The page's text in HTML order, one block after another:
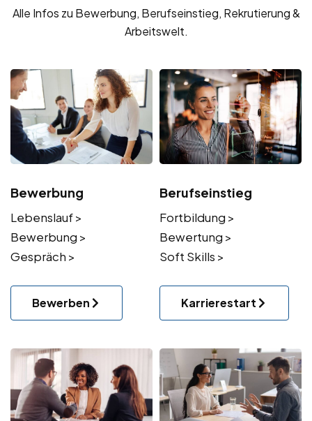
Alle Infos zu Bewerbung, Berufseinstieg, Rekrutierung &
Arbeitswelt.
Bewerbung
Lebenslauf >
Bewerbung >
Gespräch >
Bewerben
Berufseinstieg
Fortbildung >
Bewertung >
Soft Skills >
Karrierestart